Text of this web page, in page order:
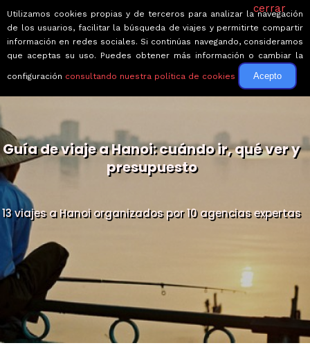
Guía de viaje a Hanoi: cuándo ir, qué ver y
presupuesto
13 viajes a Hanoi organizados por 10 agencias expertas
cerrar
Utilizamos cookies propias y de terceros para analizar la navegación
de los usuarios, facilitar la búsqueda de viajes y permitirte compartir
información en redes sociales. Si continúas navegando, consideramos
que aceptas su uso. Puedes obtener más información o cambiar la
configuración consultando nuestra política de cookies Acepto